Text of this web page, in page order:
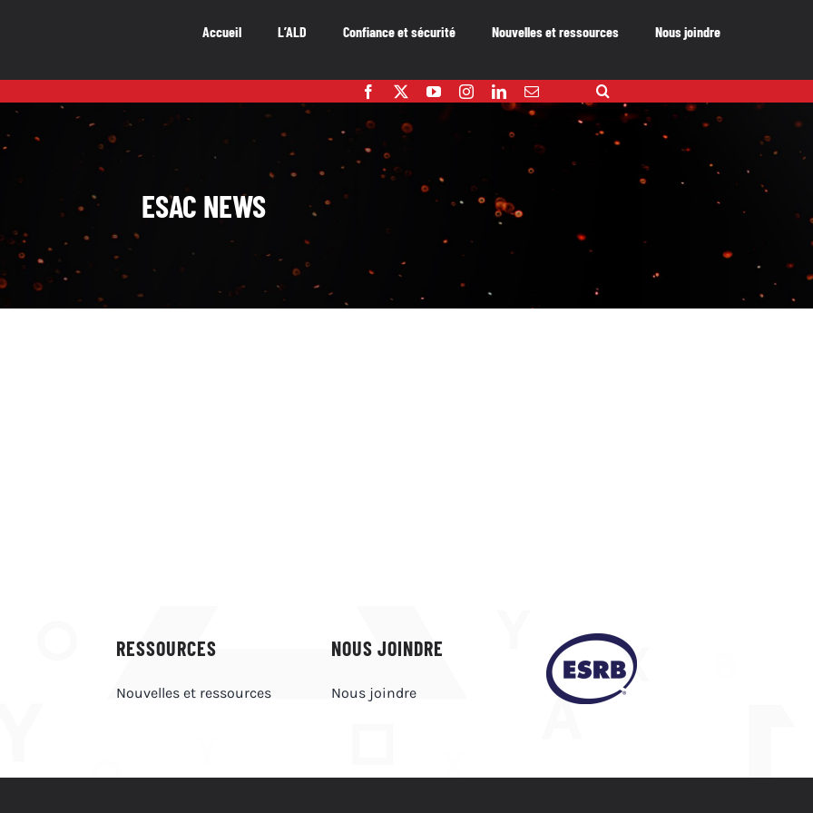
Accueil L’ALD Confiance et sécurité Nouvelles et ressources Nous joindre
ESAC NEWS
RESSOURCES
Nouvelles et ressources
NOUS JOINDRE
Nous joindre